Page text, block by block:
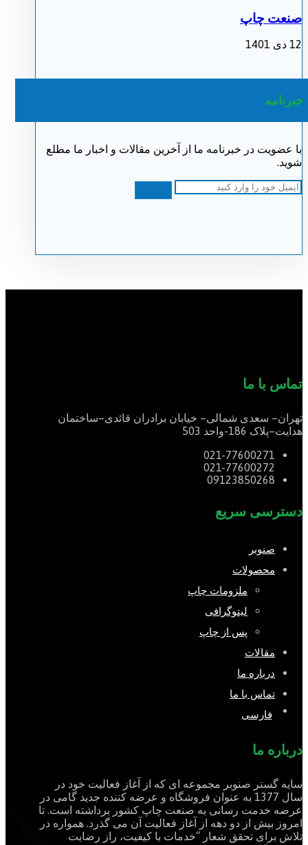
صنعت چاپ
12 دی 1401
خبرنامه
با عضویت در خبرنامه ما از آخرین مقالات و اخبار ما مطلع
شوید.
تماس با ما
تهران– سعدی شمالی– خیابان برادران قائدی–ساختمان
هدایت–پلاک واحد
021-77600271
021-77600272
09123850268
دسترسی سریع
صنوبر
محصولات
ملزومات چاپ
لیتوگرافی
پس از چاپ
مقالات
درباره ما
تماس با ما
فارسی
درباره ما
سایه گستر صنوبر مجموعه ای که از آغاز فعالیت خود در
سال 1377 به عنوان فروشگاه و عرضه کننده جدید گامی در
عرصه خدمت رسانی به صنعت چاپ کشور برداشته است. تا
امروز بیش از دو دهه از آغاز فعالیت آن می گذرد. همواره در
تلاش برای تحقق شعار “خدمات با کیفیت، راز رضایت